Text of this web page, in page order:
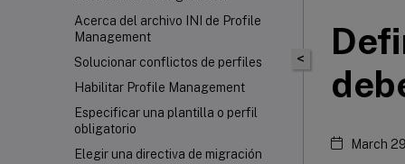
Acerca del archivo INI de Profile
Management
Solucionar conflictos de perfiles
Habilitar Profile Management
Especificar una plantilla o perfil
obligatorio
Elegir una directiva de migración
<
March